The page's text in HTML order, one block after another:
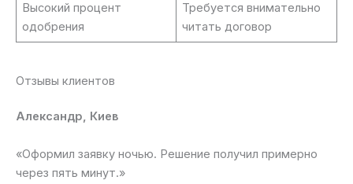
Высокий процент
одобрения
Требуется внимательно
читать договор
Отзывы клиентов
Александр, Киев
«Оформил заявку ночью. Решение получил примерно
через пять минут.»